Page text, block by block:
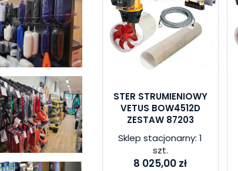
STER STRUMIENIOWY
VETUS BOW4512D
ZESTAW 87203
Sklep stacjonarny: 1
szt.
8 025,00 zł